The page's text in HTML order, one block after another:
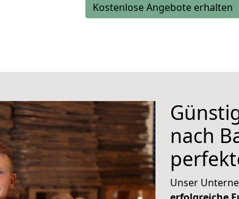
Kostenlose Angebote erhalten
nach
Unser